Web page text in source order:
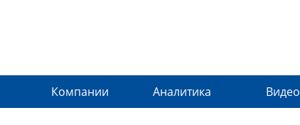
Компании Аналитика Видео